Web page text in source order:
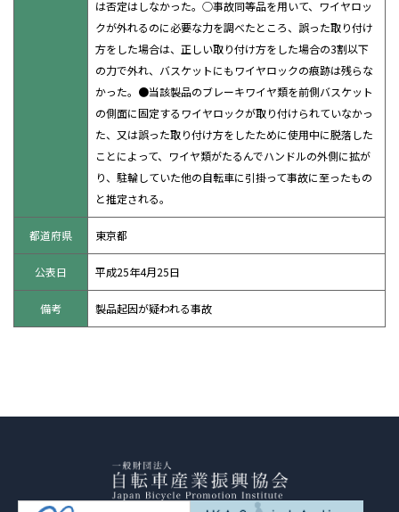
は否定はしなかった。○事故同等品を用いて、ワイヤロッ
クが外れるのに必要な力を調べたところ、誤った取り付け
方をした場合は、正しい取り付け方をした場合の3割以下
の力で外れ、バスケットにもワイヤロックの痕跡は残らな
かった。●当該製品のブレーキワイヤ類を前側バスケット
の側面に固定するワイヤロックが取り付けられていなかっ
た、又は誤った取り付け方をしたために使用中に脱落した
ことによって、ワイヤ類がたるんでハンドルの外側に拡が
り、駐輪していた他の自転車に引掛って事故に至ったもの
と推定される。
都道府県 東京都
公表日 平成25年4月25日
備考 製品起因が疑われる事故